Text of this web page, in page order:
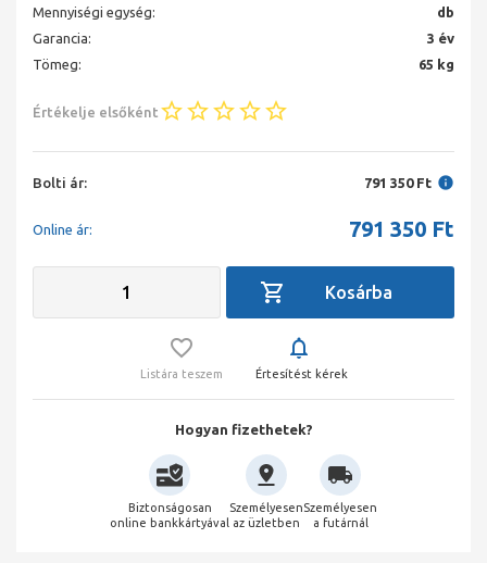
Mennyiségi egység:
db
Garancia:
3 év
Tömeg:
65 kg
Értékelje elsőként
Bolti ár: 791 350 Ft
Online ár: 791 350 Ft
Listára teszem Értesítést kérek
Hogyan fizethetek?
Biztonságosan
online bankkártyával
Személyesen
az üzletben
Személyesen
a futárnál